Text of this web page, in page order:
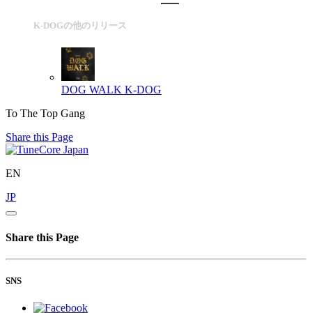
K-DOGの他のリリース
DOG WALK K-DOG
To The Top Gang
Share this Page
EN
JP
Share this Page
SNS